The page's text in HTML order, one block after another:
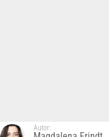
Autor: